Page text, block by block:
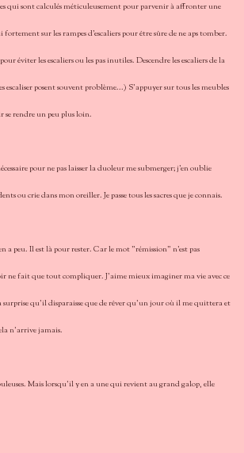
qui sont calculés méticuleusement pour parvenir à affronter une
fortement sur les rampes d'escaliers pour être sûre de ne aps tomber.
éviter les escaliers ou les pas inutiles. Descendre les escaliers de la
escaliser posent souvent problème...) S'appuyer sur tous les meubles
se rendre un peu plus loin.
pour ne pas laisser la duoleur me submerger; j'en oublie
ou crie dans mon oreiller. Je passe tous les sacres que je connais.
a peu. Il est là pour rester. Car le mot "rémission" n'est pas
ne fait que tout compliquer. J'aime mieux imaginer ma vie avec ce
surprise qu'il disparaisse que de rêver qu'un jour où il me quittera et
n'arrive jamais.
Mais lorsqu'il y en a une qui revient au grand galop, elle